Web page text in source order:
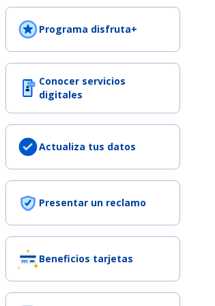
Programa disfruta+
Conocer servicios
digitales
Actualiza tus datos
Presentar un reclamo
Beneficios tarjetas